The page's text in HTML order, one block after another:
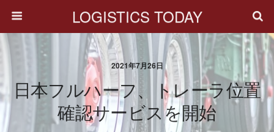
LOGISTICS TODAY
2021年7月26日
日本フルハーフ、トレーラ位置
確認サービスを開始